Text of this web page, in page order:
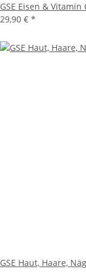
GSE Eisen &
29,90 € *
GSE Haut, Haare,